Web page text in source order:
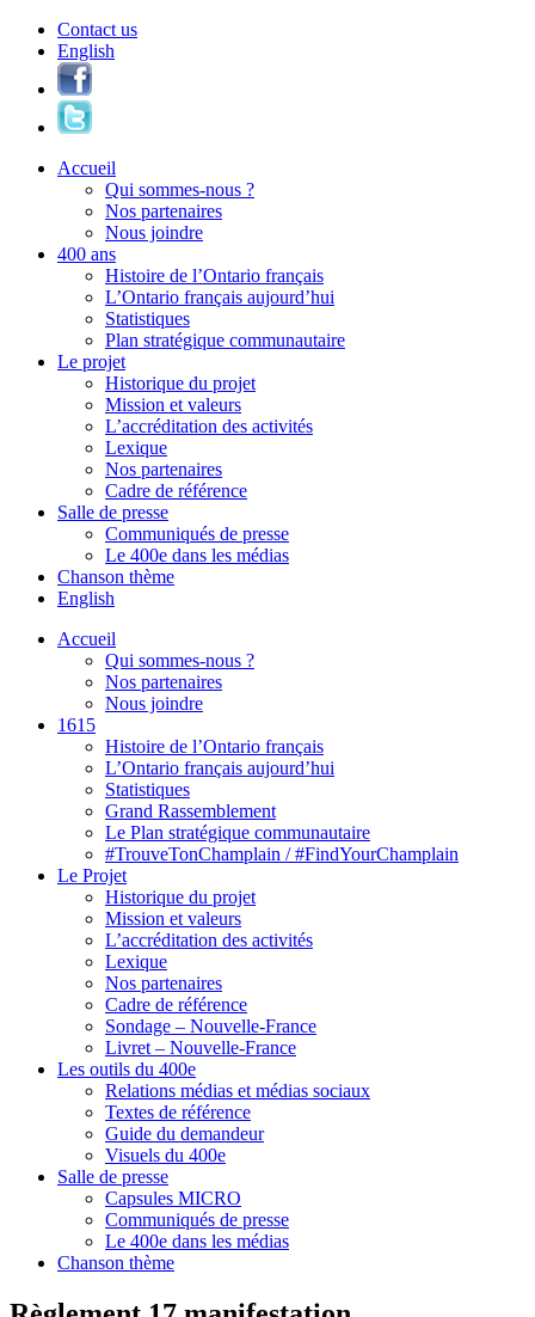
Contact us
English
Accueil
Qui sommes-nous ?
Nos partenaires
Nous joindre
400 ans
Histoire de l’Ontario français
L’Ontario français aujourd’hui
Statistiques
Plan stratégique communautaire
Le projet
Historique du projet
Mission et valeurs
L’accréditation des activités
Lexique
Nos partenaires
Cadre de référence
Salle de presse
Communiqués de presse
Le 400e dans les médias
Chanson thème
English
Accueil
Qui sommes-nous ?
Nos partenaires
Nous joindre
1615
Histoire de l’Ontario français
L’Ontario français aujourd’hui
Statistiques
Grand Rassemblement
Le Plan stratégique communautaire
#TrouveTonChamplain / #FindYourChamplain
Le Projet
Historique du projet
Mission et valeurs
L’accréditation des activités
Lexique
Nos partenaires
Cadre de référence
Sondage – Nouvelle-France
Livret – Nouvelle-France
Les outils du 400e
Relations médias et médias sociaux
Textes de référence
Guide du demandeur
Visuels du 400e
Salle de presse
Capsules MICRO
Communiqués de presse
Le 400e dans les médias
Chanson thème